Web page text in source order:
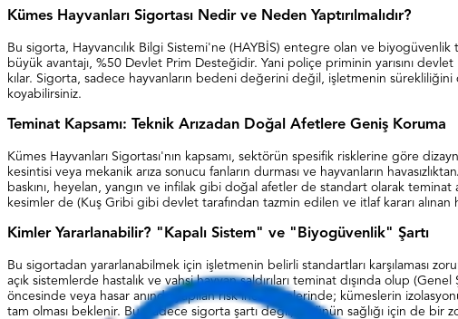
Kümes Hayvanları Sigortası Nedir ve Neden Yaptırılmalıdır?
Bu sigorta, Hayvancılık Bilgi Sistemi'ne (HAYBİS) entegre olan ve
büyük avantajı, %50 Devlet Prim Desteğidir. Yani poliçe priminin yarısını
kılar. Sigorta, sadece hayvanların bedeni değerini değil, işletmenin
koyabilirsiniz.
Teminat Kapsamı: Teknik Arızadan Doğal Afetlere Geniş Koruma
Kümes Hayvanları Sigortası'nın kapsamı, sektörün spesifik risklerine göre
kesintisi veya mekanik arıza sonucu fanların durması ve hayvanların
baskını, heyelan, yangın ve infilak gibi doğal afetler de standart olarak teminat
kesimler de (Kuş Gribi gibi devlet tarafından tazmin edilen ve itlaf kararı
Kimler Yararlanabilir? "Kapalı Sistem" ve "Biyogüvenlik" Şartı
Bu sigortadan yararlanabilmek için işletmenin belirli standartları karşılaması
açık sistemlerde hastalık ve vahşi hayvan saldırıları teminat dışında olup
öncesinde veya hasar anında yapılan risk incelemelerinde; kümeslerin
tam olması beklenir. Bu, sadece sigorta şartı değil, sürünün sağlığı için de bir